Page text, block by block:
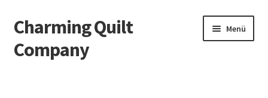
Zur
Navigation
springen
Zum
Inhalt
springen
Charming Quilt
Company
Menü